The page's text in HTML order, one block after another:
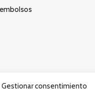
Gestionar consentimiento